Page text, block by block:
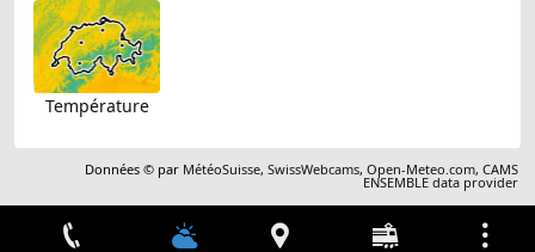
Température
Données © par MétéoSuisse,SwissWebcams,Open-Meteo.com,CAMS
ENSEMBLE data provider